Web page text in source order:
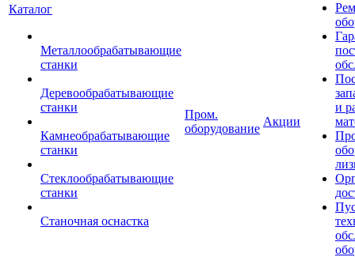
Каталог
Металлообрабатывающие
станки
Деревообрабатывающие
станки
Камнеобрабатывающие
станки
Стеклообрабатывающие
станки
Станочная оснастка
Пром.
оборудование
Акции
и